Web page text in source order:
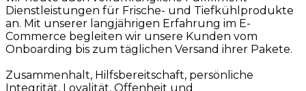
Dienstleistungen für Frische- und Tiefkühlprodukte
an. Mit unserer langjährigen Erfahrung im E-
Commerce begleiten wir unsere Kunden vom
Onboarding bis zum täglichen Versand ihrer Pakete.
Zusammenhalt, Hilfsbereitschaft, persönliche
Integrität, Loyalität, Offenheit und